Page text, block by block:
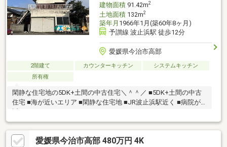
建物面積91.42m2
土地面積132m2
築年月 1966年1月(築60年8ヶ月)
予讃線 波止浜駅 徒歩12分
愛媛県今治市高部
2階建て カウンターキッチン
システムキッチン
所有権
閑静な住宅地の5DK+土間の中古住宅＼＾＾／ ■5DK+土間の中古
住宅 ■海が近いエリア ■閑静な住宅地 ■JR波止浜駅近く ■病院が
愛媛県今治市高部 480万円 4K